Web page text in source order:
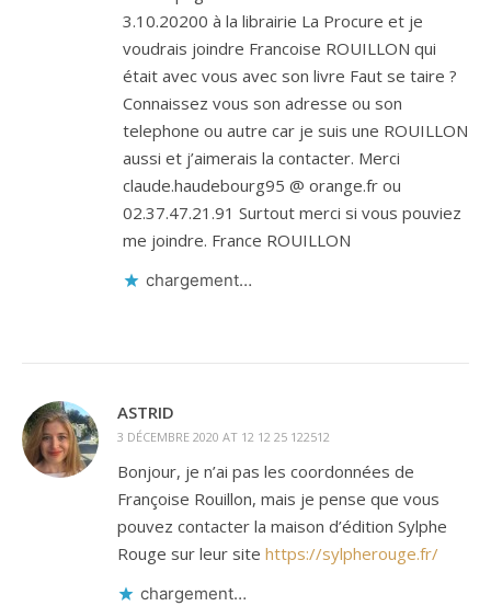
3.10.20200 à la librairie La Procure et je
voudrais joindre Francoise ROUILLON qui
était avec vous avec son livre Faut se taire ?
Connaissez vous son adresse ou son
telephone ou autre car je suis une ROUILLON
aussi et j’aimerais la contacter. Merci
claude.haudebourg95 @ orange.fr ou
02.37.47.21.91 Surtout merci si vous pouviez
me joindre. France ROUILLON
chargement…
ASTRID
3 DÉCEMBRE 2020 AT 12 12 25 122512
Bonjour, je n’ai pas les coordonnées de
Françoise Rouillon, mais je pense que vous
pouvez contacter la maison d’édition Sylphe
Rouge sur leur site https://sylpherouge.fr/
chargement…